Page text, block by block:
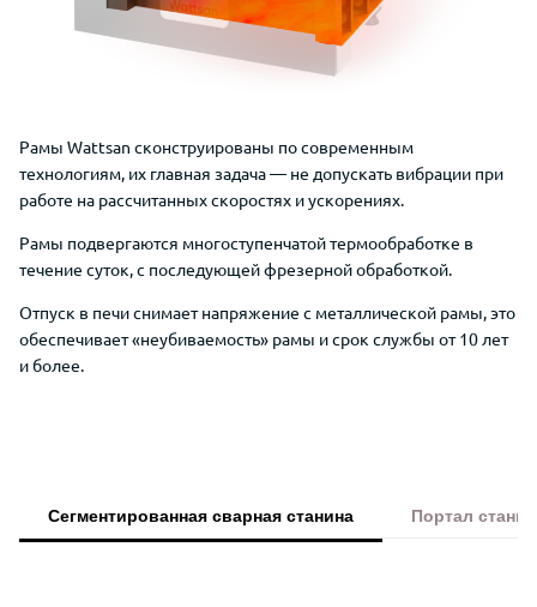
Рамы Wattsan сконструированы по современным
технологиям, их главная задача — не допускать вибрации при
работе на рассчитанных скоростях и ускорениях.
Рамы подвергаются многоступенчатой термообработке в
течение суток, с последующей фрезерной обработкой.
Отпуск в печи снимает напряжение с металлической рамы, это
обеспечивает «неубиваемость» рамы и срок службы от 10 лет
и более.
Сегментированная сварная станина Портал станка